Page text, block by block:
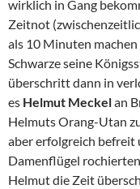
wirklich in Gang
Zeitnot
als 10 Minuten machen
Schwarze seine
überschritt dann in
es Helmut Meckelan
Helmuts Orang-Utan
aber erfolgreich befreit
Damenflügel
Helmut die Zeit